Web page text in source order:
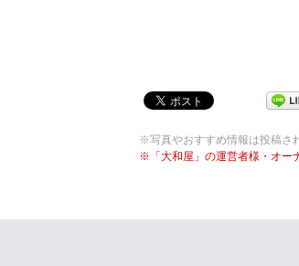
※写真やおすすめ情報は投稿さ
※「大和屋」の運営者様・オー